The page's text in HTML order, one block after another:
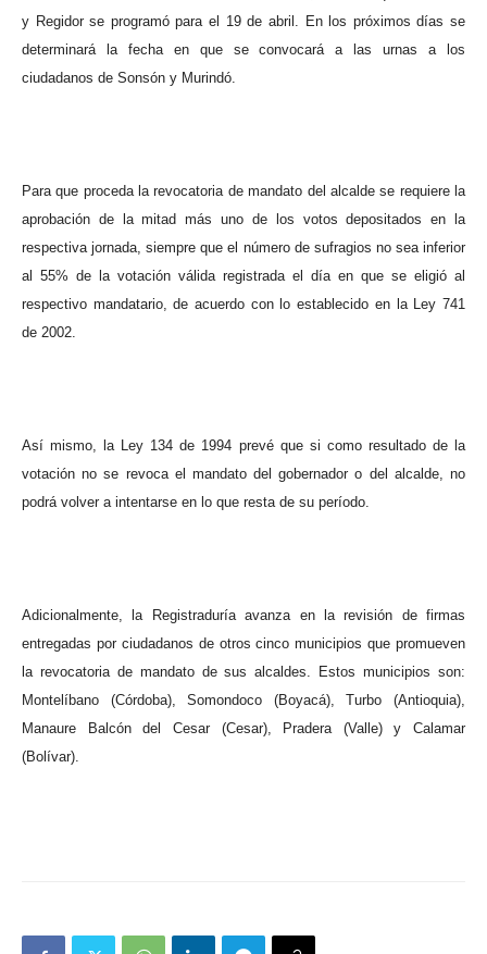
y Regidor se programó para el 19 de abril. En los próximos días se
determinará la fecha en que se convocará a las urnas a los
ciudadanos de Sonsón y Murindó.
Para que proceda la revocatoria de mandato del alcalde se requiere la
aprobación de la mitad más uno de los votos depositados en la
respectiva jornada, siempre que el número de sufragios no sea inferior
al 55% de la votación válida registrada el día en que se eligió al
respectivo mandatario, de acuerdo con lo establecido en la Ley 741
de 2002.
Así mismo, la Ley 134 de 1994 prevé que si como resultado de la
votación no se revoca el mandato del gobernador o del alcalde, no
podrá volver a intentarse en lo que resta de su período.
Adicionalmente, la Registraduría avanza en la revisión de firmas
entregadas por ciudadanos de otros cinco municipios que promueven
la revocatoria de mandato de sus alcaldes. Estos municipios son:
Montelíbano (Córdoba), Somondoco (Boyacá), Turbo (Antioquia),
Manaure Balcón del Cesar (Cesar), Pradera (Valle) y Calamar
(Bolívar).